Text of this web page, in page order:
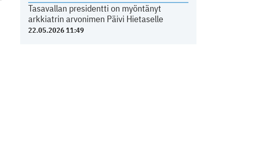
Tasavallan presidentti on myöntänyt
arkkiatrin arvonimen Päivi Hietaselle
22.05.2026 11:49